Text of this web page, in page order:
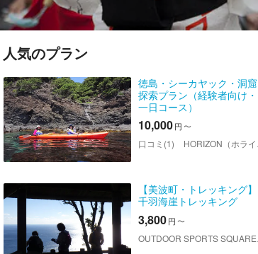
人気のプラン
徳島・シーカヤック・洞窟
探索プラン（経験者向け・
一日コース）
10,000円 〜
口コミ(1) HORIZON（ホライゾン）
【美波町・トレッキング】
千羽海崖トレッキング
3,800円 〜